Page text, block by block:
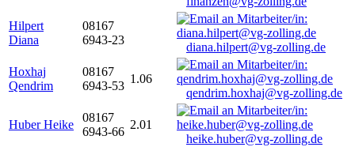
Hilpert
Diana
08167
6943-23
diana.hilpert@vg-zolling.de
Hoxhaj
Qendrim
08167
6943-53
1.06
qendrim.hoxhaj@vg-zolling.de
Huber Heike
08167
6943-66
2.01
heike.huber@vg-zolling.de